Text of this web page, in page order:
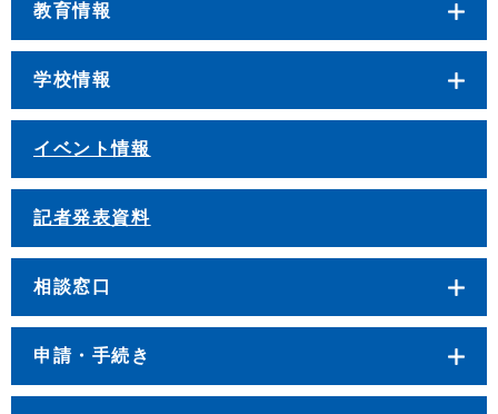
教育情報
学校情報
イベント情報
記者発表資料
相談窓口
申請・手続き